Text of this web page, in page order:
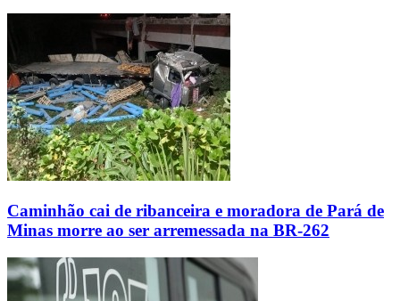
Caminhão cai de ribanceira e moradora de Pará de
Minas morre ao ser arremessada na BR-262